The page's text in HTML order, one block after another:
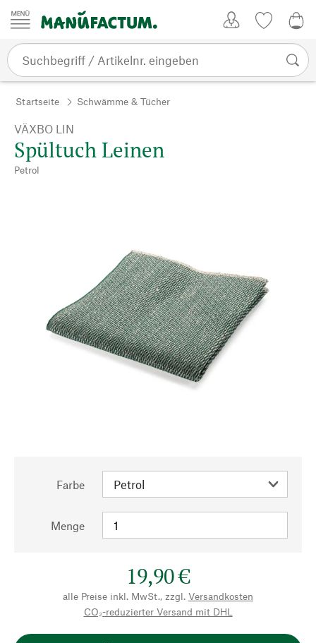
Zum Inhalt springen
Startseite Schwämme & Tücher
VÄXBO LIN
Spültuch Leinen
Petrol
Farbe
Menge
19,90 €
alle Preise inkl. MwSt., zzgl. Versandkosten
CO₂-reduzierter Versand mit DHL